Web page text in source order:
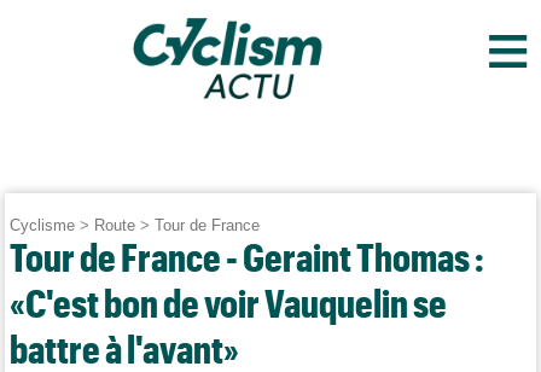
≡
Cyclisme > Route >Tour de France
Tour de France - Geraint Thomas :
«C'est bon de voir Vauquelin se
battre à l'avant»